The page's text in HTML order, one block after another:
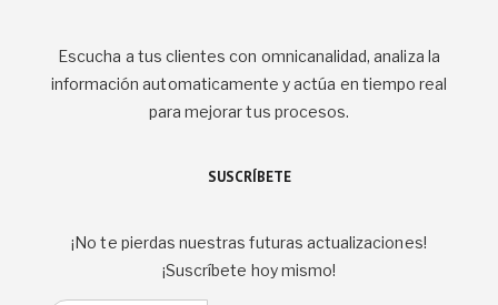
Escucha a tus clientes con omnicanalidad, analiza la
información automaticamente y actúa en tiempo real
para mejorar tus procesos.
SUSCRÍBETE
¡No te pierdas nuestras futuras actualizaciones!
¡Suscríbete hoy mismo!